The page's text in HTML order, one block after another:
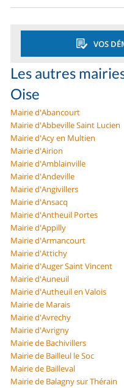
VOS
Les autres
Oise
Mairie d'Abancourt
Mairie d'Abbeville Saint Lucien
Mairie d'Acy en Multien
Mairie d'Airion
Mairie d'Amblainville
Mairie d'Andeville
Mairie d'Angivillers
Mairie d'Ansacq
Mairie d'Antheuil Portes
Mairie d'Appilly
Mairie d'Armancourt
Mairie d'Attichy
Mairie d'Auger Saint Vincent
Mairie d'Auneuil
Mairie d'Autheuil en Valois
Mairie de Marais
Mairie d'Avrechy
Mairie d'Avrigny
Mairie de Bachivillers
Mairie de Bailleul le Soc
Mairie de Bailleval
Mairie de Balagny sur Thérain